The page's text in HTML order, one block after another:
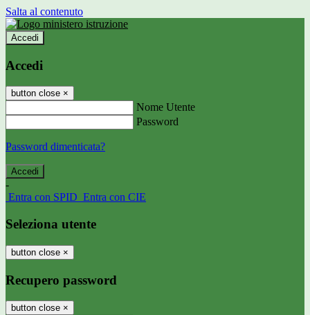
Salta al contenuto
Accedi
Accedi
button close ×
Nome Utente
Password
Password dimenticata?
-
Entra con SPID Entra con CIE
Seleziona utente
button close ×
Recupero password
button close ×